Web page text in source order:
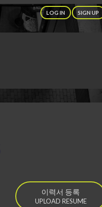
LOG IN SIGN UP
이력서 등록
UPLOAD RESUME